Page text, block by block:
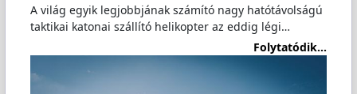
A világ egyik legjobbjának számító nagy hatótávolságú
taktikai katonai szállító helikopter az eddig légi…
Folytatódik...